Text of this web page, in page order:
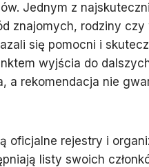
Jednym z
znajomych, rodziny czy
się pomocni i
wyjścia do
a rekomendacja nie
oficjalne rejestry i
listy swoich